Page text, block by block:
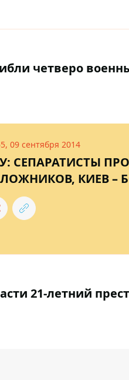
четверо
09 сентября 2014
СЕПАРАТИСТЫ
КИЕВ –
21-летний